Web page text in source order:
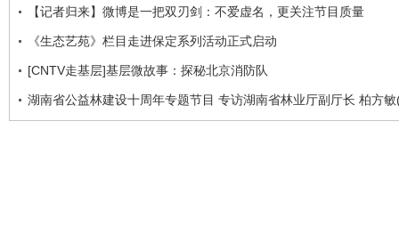
【记者归来】微博是一把双刃剑：不爱虚名，更关注节目质量
《生态艺苑》栏目走进保定系列活动正式启动
[CNTV走基层]基层微故事：探秘北京消防队
湖南省公益林建设十周年专题节目 专访湖南省林业厅副厅长 柏方